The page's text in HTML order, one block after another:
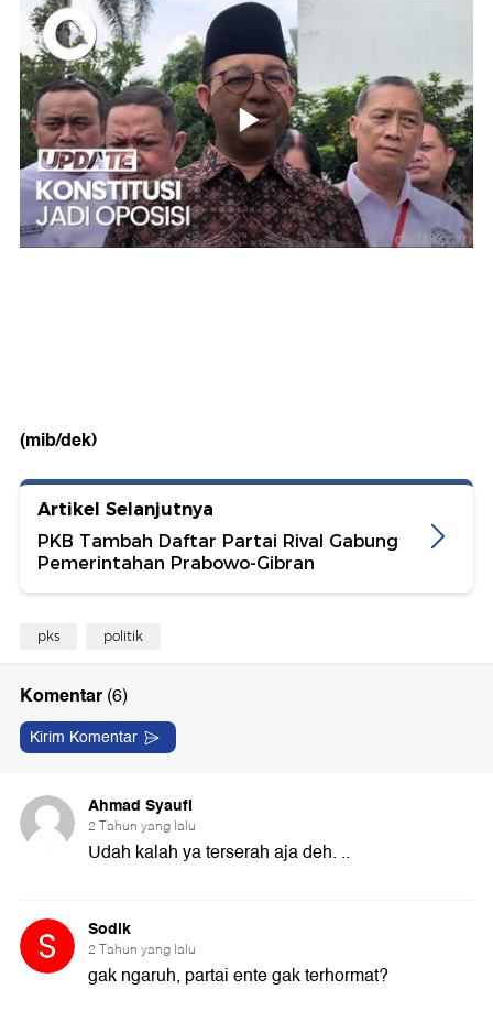
(mib/dek)
Artikel Selanjutnya
PKB Tambah Daftar Partai Rival Gabung
Pemerintahan Prabowo-Gibran
pks politik